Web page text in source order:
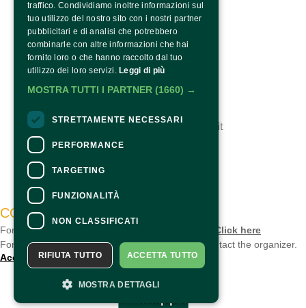
BI&BI Eventi
tel. 0521 313300
https://www.nelsegnodelgiglio.it
CONTACTS
For information and support in purchasing tickets
Click here
For information on the program and the event, contact the organizer.
Accessibility statement
traffico. Condividiamo inoltre informazioni sul
tuo utilizzo del nostro sito con i nostri partner
pubblicitari e di analisi che potrebbero
combinarle con altre informazioni che hai
fornito loro o che hanno raccolto dal tuo
utilizzo dei loro servizi. Leggi di più
MOSTRA TUTTI I PARTNER (1660) →
STRETTAMENTE NECESSARI
PERFORMANCE
TARGETING
FUNZIONALITÀ
NON CLASSIFICATI
ACCETTA TUTTO
RIFIUTA TUTTO
MOSTRA DETTAGLI